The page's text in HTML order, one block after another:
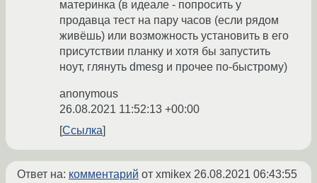
материнка (в идеале - попросить у
продавца тест на пару часов (если рядом
живёшь) или возможность установить в его
присутствии планку и хотя бы запустить
ноут, глянуть dmesg и прочее по-быстрому)
anonymous
26.08.2021 11:52:13 +00:00
Ссылка
Ответ на: комментарий от xmikex 26.08.2021 06:43:55